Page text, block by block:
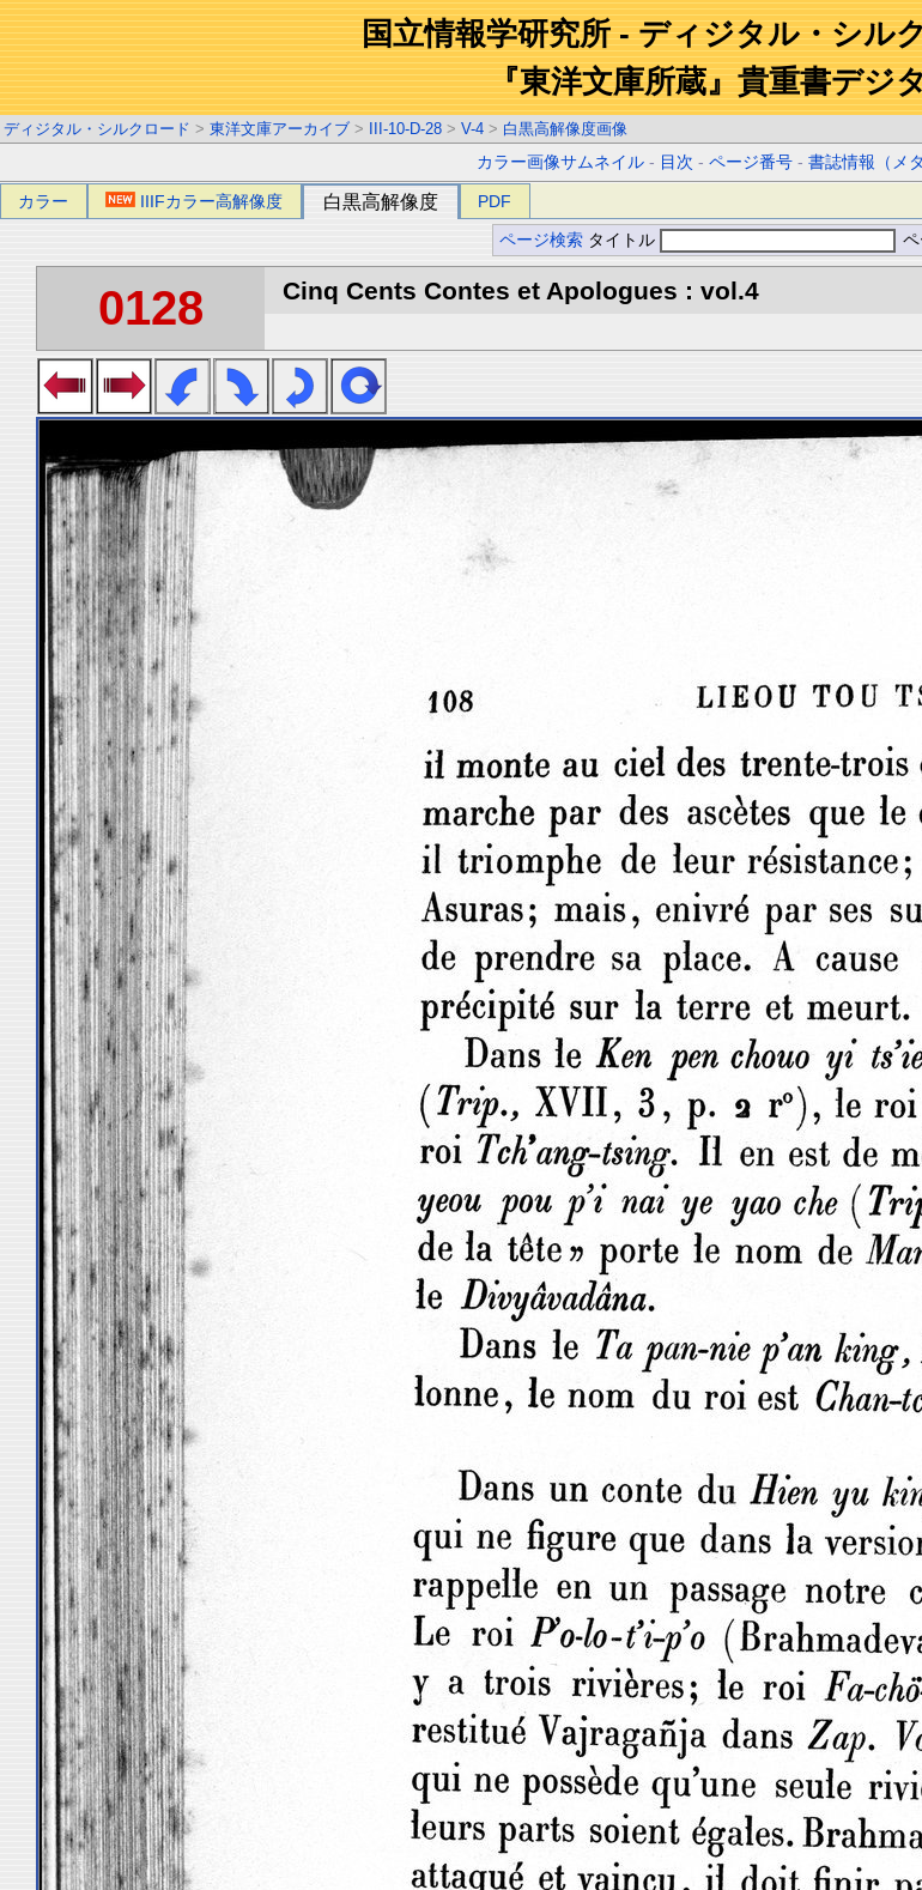
国立情報学研究所 - ディジタル・シル
『東洋文庫所蔵』貴重書デジ
ディジタル・シルクロード > 東洋文庫アーカイブ > III-10-D-28 > V-4 > 白黒高解像度画像
カラー画像サムネイル - 目次 -ページ番号 -書誌情報（メ
カラー IIIFカラー高解像度 白黒高解像度 PDF
ページ検索 タイトル
0128 Cinq Cents Contes et Apologues : vol.4